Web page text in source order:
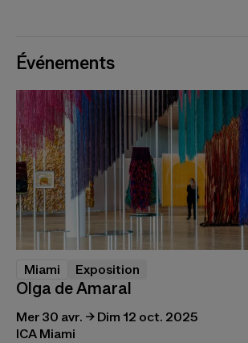
Événements
Miami Exposition
Olga de Amaral
Mer 30 avr. → Dim 12 oct. 2025
ICA Miami